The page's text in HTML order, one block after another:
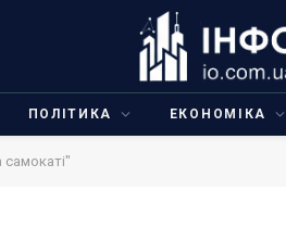
ПОЛІТИКА ЕКОНОМІКА
самокаті"